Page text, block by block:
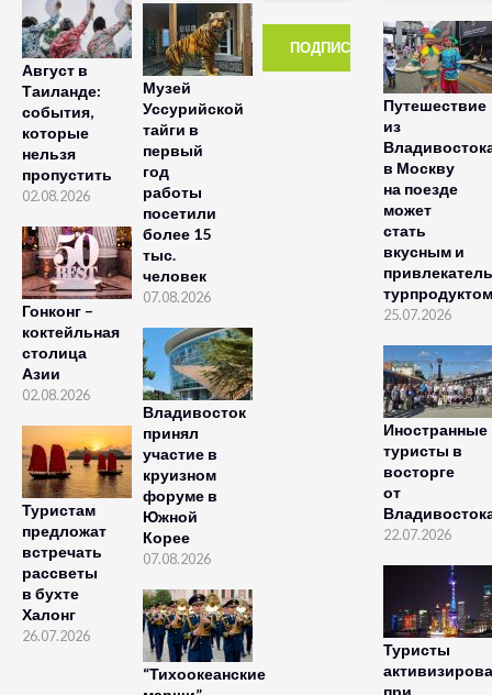
Август в
Таиланде:
события,
которые
нельзя
пропустить
02.08.2026
Гонконг –
коктейльная
столица
Азии
02.08.2026
Туристам
предложат
встречать
рассветы
в бухте
Халонг
26.07.2026
Музей
Уссурийской
тайги в
первый
год
работы
посетили
более 15
тыс.
человек
07.08.2026
Владивосток
принял
участие в
круизном
форуме в
Южной
Корее
07.08.2026
“Тихоокеанские
Путешествие
из
в Москву
на поезде
может
стать
вкусным и
турпродуктом
25.07.2026
Иностранные
туристы в
восторге
от
22.07.2026
Туристы
при